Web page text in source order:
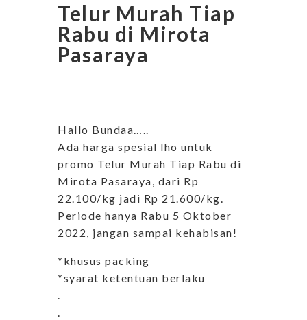
Telur Murah Tiap
Rabu di Mirota
Pasaraya
Hallo Bundaa…..
Ada harga spesial lho untuk
promo Telur Murah Tiap Rabu di
Mirota Pasaraya, dari Rp
22.100/kg jadi Rp 21.600/kg.
Periode hanya Rabu 5 Oktober
2022, jangan sampai kehabisan!
*khusus packing
*syarat ketentuan berlaku
.
.